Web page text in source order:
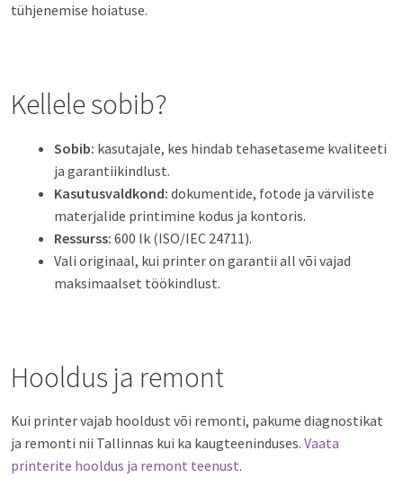
tühjenemise hoiatuse.
Kellele sobib?
Sobib: kasutajale, kes hindab tehasetaseme kvaliteeti
ja garantiikindlust.
Kasutusvaldkond: dokumentide, fotode ja värviliste
materjalide printimine kodus ja kontoris.
Ressurss: 600 lk (ISO/IEC 24711).
Vali originaal, kui printer on garantii all või vajad
maksimaalset töökindlust.
Hooldus ja remont
Kui printer vajab hooldust või remonti, pakume diagnostikat
ja remonti nii Tallinnas kui ka kaugteeninduses. Vaata
printerite hooldus ja remont teenust.